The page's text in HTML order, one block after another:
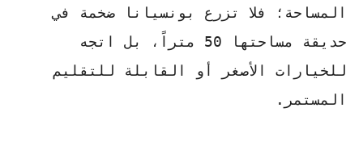
المساحة؛ فلا تزرع بونسيانا ضخمة في
حديقة مساحتها 50 متراً، بل اتجه
للخيارات الأصغر أو القابلة للتقليم
المستمر.